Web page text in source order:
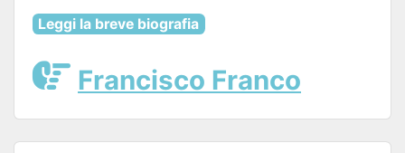
Leggi la breve biografia
Francisco Franco